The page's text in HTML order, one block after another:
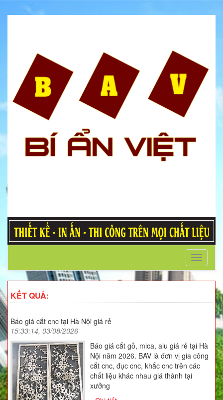
Toggle
KẾT QUẢ:
Báo giá cắt cnc tại Hà Nội giá rẻ
15:33:14, 03/08/2026
Báo giá cắt gỗ, mica, alu giá rẻ tại Hà
Nội năm 2026. BAV là đơn vị gia công
cắt cnc, đục cnc, khắc cnc trên các
chất liệu khác nhau giá thành tại
xưởng